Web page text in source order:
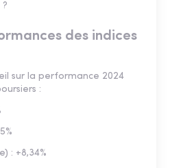
des indices
sur la performance 2024
:
: +8,34%